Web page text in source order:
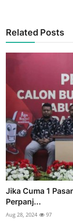
Related Posts
Jika Cuma 1
Perpanj...
Aug 28, 2024 97